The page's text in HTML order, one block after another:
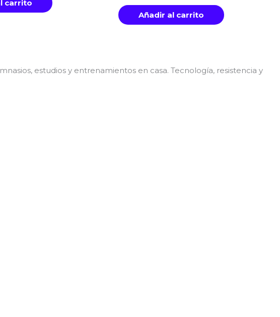
carrito
Añadir al carrito
estudios y entrenamientos en casa. Tecnología, resistencia y